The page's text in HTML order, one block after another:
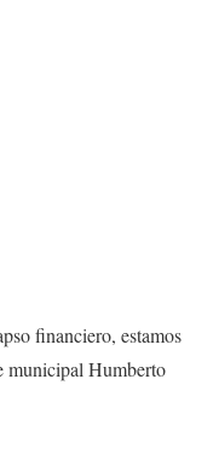
financiero, estamos
municipal Humberto